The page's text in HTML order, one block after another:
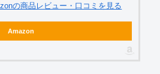
の商品レビュー・口コミを見る
Amazon